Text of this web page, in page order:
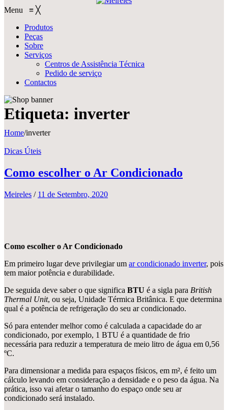
Menu ≡ ╳
Produtos
Peças
Sobre
Serviços
Centros de Assistência Técnica
Pedido de serviço
Contactos
Etiqueta: inverter
Home/inverter
Dicas Úteis
Como escolher o Ar Condicionado
Meireles / 11 de Setembro, 2020
Como escolher o Ar Condicionado
Em primeiro lugar deve privilegiar um ar condicionado inverter, pois
tem maior potência e durabilidade.
De seguida deve saber o que significa BTU é a sigla para British
Thermal Unit, ou seja, Unidade Térmica Britânica. E que determina
qual é a potência de refrigeração do seu ar condicionado.
Só para entender melhor como é calculada a capacidade do ar
condicionado, por exemplo, 1 BTU é a quantidade de frio
necessária para reduzir a temperatura de meio litro de água em 0,56
ºC.
Para dimensionar a medida para espaços físicos, em m², é feito um
cálculo levando em consideração a densidade e o peso da água. Na
prática, isso vai afetar o tamanho do espaço onde seu ar
condicionado será instalado.